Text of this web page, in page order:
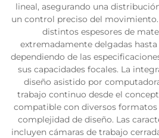
lineal, asegurando una
un control preciso del
distintos espesores de
extremadamente delgadas
dependiendo de las
sus capacidades focales. La
diseño asistido por
trabajo continuo desde el
compatible con diversos formatos
complejidad de diseño. Las
incluyen cámaras de trabajo